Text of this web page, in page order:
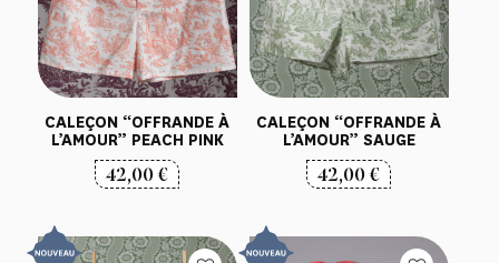
CALEÇON “OFFRANDE À
L’AMOUR” PEACH PINK
42,00€
CALEÇON “OFFRANDE À
L’AMOUR” SAUGE
42,00€